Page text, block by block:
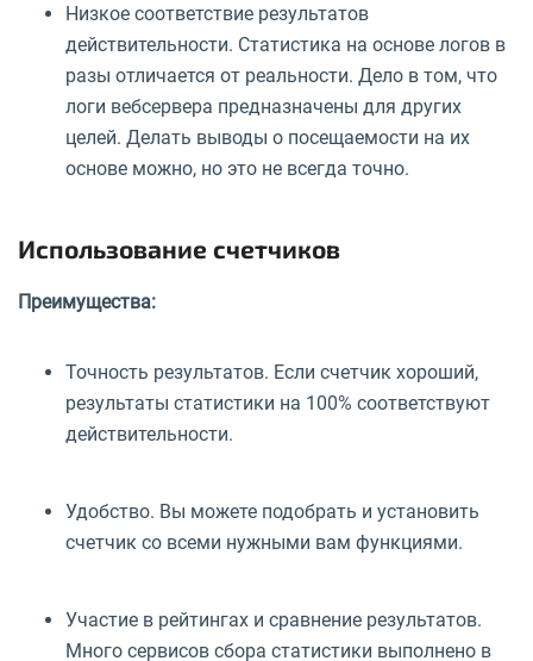
Низкое соответствие результатов
действительности. Статистика на основе логов в
разы отличается от реальности. Дело в том, что
логи вебсервера предназначены для других
целей. Делать выводы о посещаемости на их
основе можно, но это не всегда точно.
Использование счетчиков
Преимущества:
Точность результатов. Если счетчик хороший,
результаты статистики на 100% соответствуют
действительности.
Удобство. Вы можете подобрать и установить
счетчик со всеми нужными вам функциями.
Участие в рейтингах и сравнение результатов.
Много сервисов сбора статистики выполнено в